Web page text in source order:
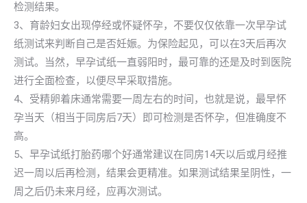
检测结果。
3、育龄妇女出现停经或怀疑怀孕，不要仅仅依靠一次早孕试
纸测试来判断自己是否妊娠。为保险起见，可以在3天后再次
测试。当然，早孕试纸一直弱阳时，最可靠的还是及时到医院
进行全面检查，以便尽早采取措施。
4、受精卵着床通常需要一周左右的时间，也就是说，最早怀
孕当天（相当于同房后7天）即可检测是否怀孕，但准确度不
高。
5、早孕试纸打胎药哪个好通常建议在同房14天以后或月经推
迟一周以后再检测，结果会更精准。如果测试结果呈阴性，一
周之后仍未来月经，应再次测试。